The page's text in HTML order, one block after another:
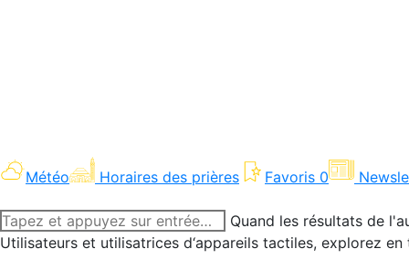
Météo Horaires des prières Favoris 0
Recherche
:
Quand les résultats de
Utilisateurs et utilisatrices d‘appareils tactiles, explorez